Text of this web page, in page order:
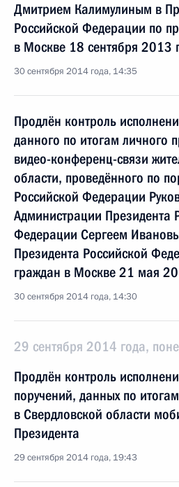
Дмитрием Калимулиным в
Российской Федерации по
в Москве 18 сентября 2013
30 сентября 2014 года, 14:35
Продлён контроль
данного по итогам личного
видео-конференц-связи
области, проведённого по
Российской Федерации
Администрации Президента
Федерации Сергеем
Президента Российской
граждан в Москве 21 мая
30 сентября 2014 года, 14:30
29 сентября 2014 года,
Продлён контроль
поручений, данных по
в Свердловской области
Президента
29 сентября 2014 года, 19:43